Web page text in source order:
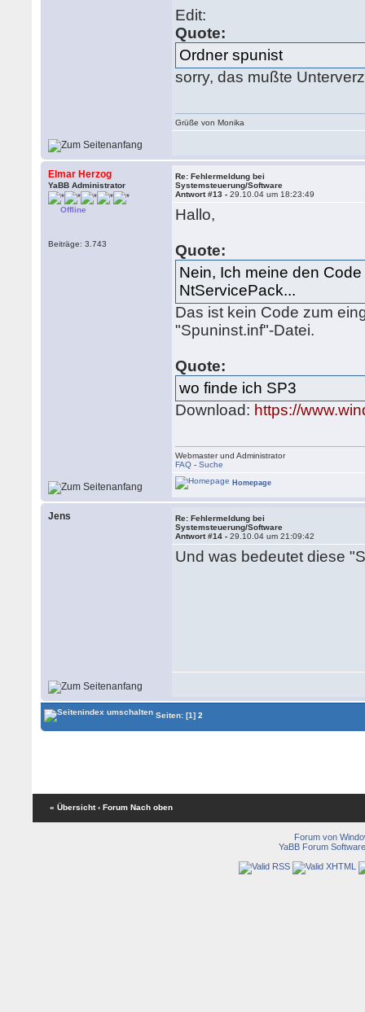
Edit:
Quote:
Ordner spunist
sorry, das mußte
Grüße von Monika
Elmar Herzog
YaBB Administrator
Offline
Beiträge: 3.743
Re: Fehlermeldung bei
Systemsteuerung/Software
Antwort #13 -29.10.04 um 18:23:49
Hallo,
Quote:
Nein, Ich meine den
NtServicePack...
Das ist kein Code zum
"Spuninst.inf"-Datei.
Quote:
wo finde ich SP3
Download: https://
Webmaster und Administrator
FAQ -Suche
Homepage
Jens
Re: Fehlermeldung bei
Systemsteuerung/Software
Antwort #14 -29.10.04 um 21:09:42
Und was bedeutet diese
Seiten:[1] 2
« Übersicht ‹ Forum Nach oben
Forum von
YaBB Forum Software